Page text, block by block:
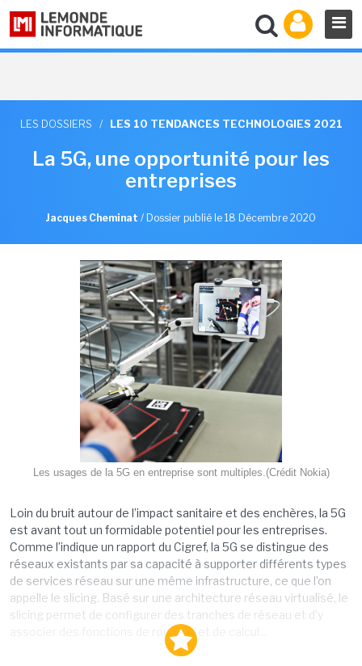
LES DOSSIERS / LES 10 TENDANCES TECHNOLOGIES 2021
La 5G, une opportunité pour les
entreprises
Jacques Cheminat / Dossier publié le 18 Décembre 2020
Les usages de la 5G en entreprise sont multiples.(Crédit Nokia)
Loin du bruit autour de l’impact sanitaire et des enchères, la 5G
est avant tout un formidable potentiel pour les entreprises.
Comme l’indique un rapport du Cigref, la 5G se distingue des
réseaux existants par sa capacité à supporter différents types
de services réseau sur une même infrastructure, ce que l’on
appelle le slicing. Basé sur une architecture réseau virtualisé, le
slicing permet de configurer des tranches de réseau et d’y
associer des fonctions de routage et de calcul...